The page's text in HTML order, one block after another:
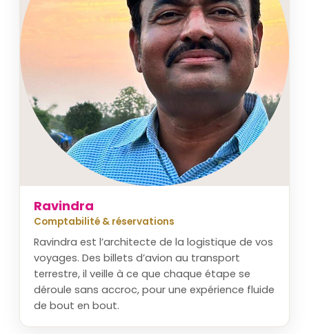
Ravindra
Comptabilité & réservations
Ravindra est l’architecte de la logistique de vos
voyages. Des billets d’avion au transport
terrestre, il veille à ce que chaque étape se
déroule sans accroc, pour une expérience fluide
de bout en bout.